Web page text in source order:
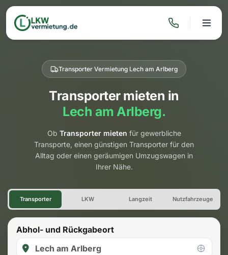
Transporter Vermietung Lech am Arlberg
Transporter mieten in
Lech am Arlberg.
Ob Transporter mieten für gewerbliche
Transporte, einen günstigen Transporter für den
Alltag oder einen geräumigen Umzugswagen in
Ihrer Nähe.
Transporter Vermietung Lech
Transporter LKW Langzeit Nutzfahrzeuge
Abhol- und Rückgabeort